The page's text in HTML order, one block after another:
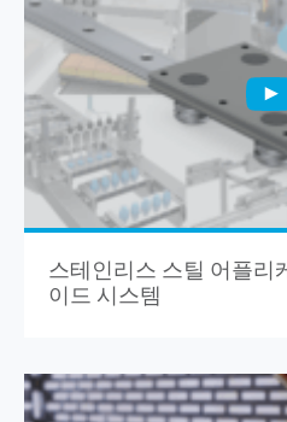
스테인리스 스틸 어플리
이드 시스템